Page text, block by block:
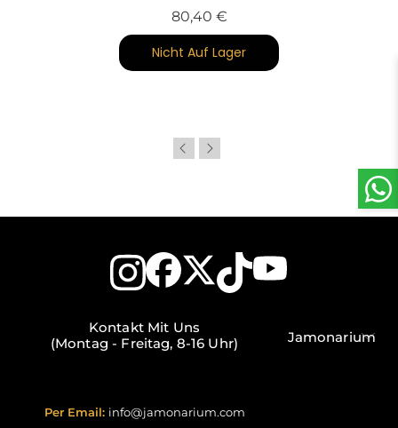
80,40 €Preis
Nicht Auf Lager
Kontakt Mit Uns
(Montag - Freitag, 8-16 Uhr)
Per Email: info@jamonarium.com
Jamonarium